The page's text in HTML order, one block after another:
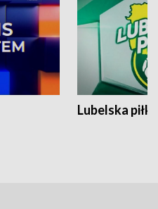
Lubelska piłka